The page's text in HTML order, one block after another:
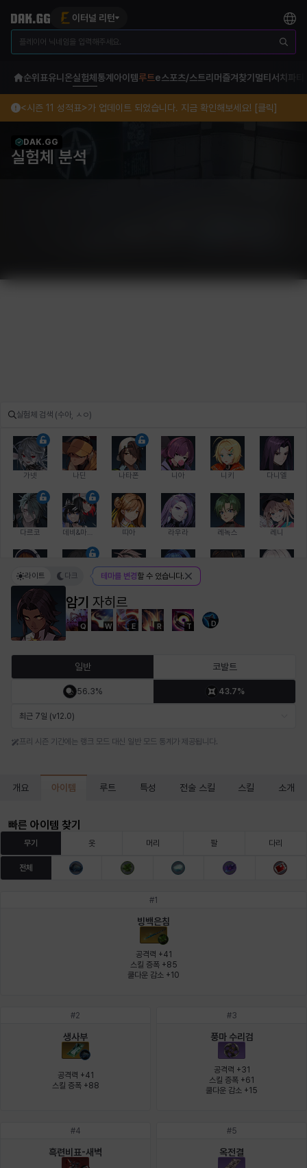
이터널 리턴
순위표유니온실험체 통계 아이템루트e스포츠/스트리머 즐겨찾기 멀티서치 파티
<시즌 11 성적표>가 업데이트 되었습니다. 지금 확인해보세요! [클릭]
DAK.GG
실험체 분석
가넷 나딘 나타폰 니아 니키 다니엘
다르코 띠아 라우라 레녹스 레니
레온 루크 르노어
비앙카 비형 샬럿
아야 아이솔 아이작 알렉스 알론소 얀
엘레나
이안 재키
크레이버 타지아
암기 자히르
Q W E R T D
라이트 다크 테마를 변경할 수 있습니다.
일반 코발트
56.3% 43.7%
최근 7일 (v12.0)
프리 시즌 기간에는 랭크 모드 대신 일반 모드 통계가 제공됩니다.
개요 아이템 루트 특성 전술 스킬 스킬 소개
빠른 아이템 찾기
무기 옷 머리 팔 다리
전체
#1
빙백은침
공격력 +41
스킬 증폭 +85
쿨다운 감소 +10
#2
생사부
공격력 +41
스킬 증폭 +88
#3
풍마 수리검
공격력 +31
스킬 증폭 +61
쿨다운 감소 +15
#4
흑련비표-새벽
#5
옥전결